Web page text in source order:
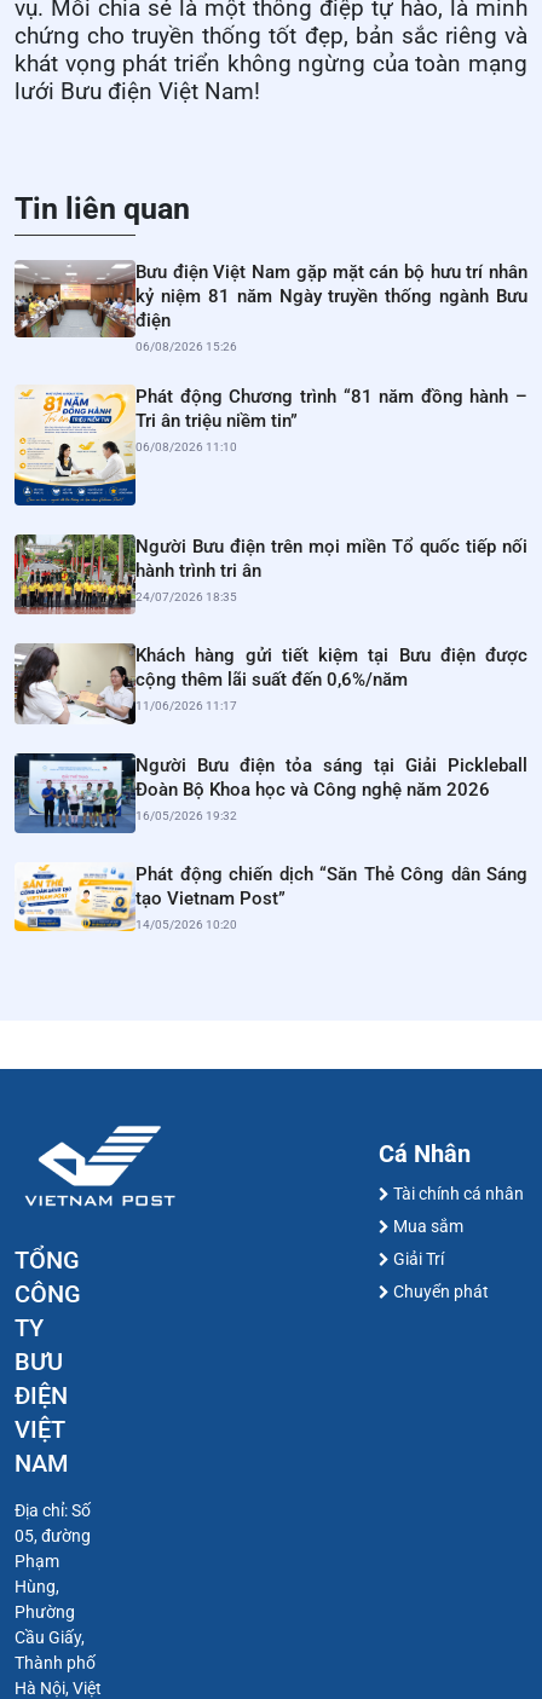
vụ. Mỗi chia sẻ là một thông điệp tự hào, là minh
chứng cho truyền thống tốt đẹp, bản sắc riêng và
khát vọng phát triển không ngừng của toàn mạng
lưới Bưu điện Việt Nam!
Tin liên quan
Bưu điện Việt Nam gặp mặt cán bộ hưu trí nhân
kỷ niệm 81 năm Ngày truyền thống ngành Bưu
điện
06/08/2026 15:26
Phát động Chương trình “81 năm đồng hành –
Tri ân triệu niềm tin”
06/08/2026 11:10
Người Bưu điện trên mọi miền Tổ quốc tiếp nối
hành trình tri ân
24/07/2026 18:35
Khách hàng gửi tiết kiệm tại Bưu điện được
cộng thêm lãi suất đến 0,6%/năm
11/06/2026 11:17
Người Bưu điện tỏa sáng tại Giải Pickleball
Đoàn Bộ Khoa học và Công nghệ năm 2026
16/05/2026 19:32
Phát động chiến dịch “Săn Thẻ Công dân Sáng
tạo Vietnam Post”
14/05/2026 10:20
TỔNG
CÔNG
TY
BƯU
ĐIỆN
VIỆT
NAM
Địa chỉ: Số
05, đường
Phạm
Hùng,
Phường
Cầu Giấy,
Thành phố
Hà Nội, Việt
Cá Nhân
Tài chính cá nhân
Mua sắm
Giải Trí
Chuyển phát